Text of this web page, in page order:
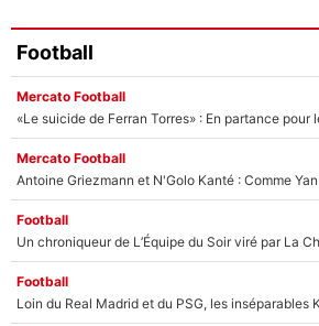
Football
Mercato Football
Mercato Football
Football
Football